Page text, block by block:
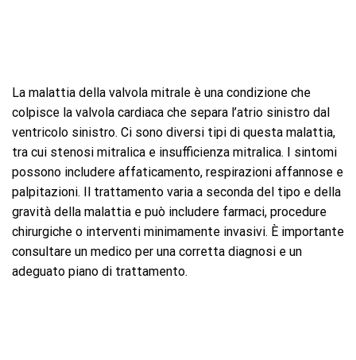
La malattia della valvola mitrale è una condizione che
colpisce la valvola cardiaca che separa l’atrio sinistro dal
ventricolo sinistro. Ci sono diversi tipi di questa malattia,
tra cui stenosi mitralica e insufficienza mitralica. I sintomi
possono includere affaticamento, respirazioni affannose e
palpitazioni. Il trattamento varia a seconda del tipo e della
gravità della malattia e può includere farmaci, procedure
chirurgiche o interventi minimamente invasivi. È importante
consultare un medico per una corretta diagnosi e un
adeguato piano di trattamento.